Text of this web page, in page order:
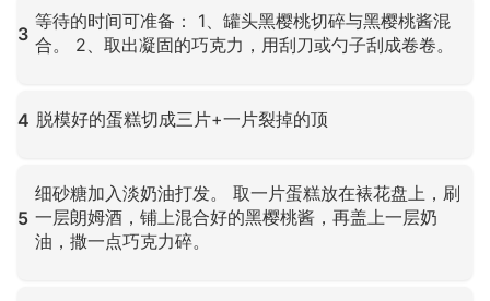
3
等待的时间可准备： 1、罐头黑樱桃切碎与黑樱桃酱混
合。 2、取出凝固的巧克力，用刮刀或勺子刮成卷卷。
4 脱模好的蛋糕切成三片+一片裂掉的顶
5
细砂糖加入淡奶油打发。 取一片蛋糕放在裱花盘上，刷
一层朗姆酒，铺上混合好的黑樱桃酱，再盖上一层奶
油，撒一点巧克力碎。